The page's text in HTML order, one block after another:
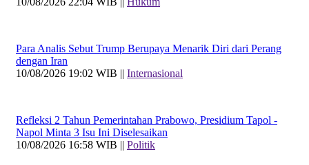
Para Analis Sebut Trump Berupaya Menarik Diri dari Perang
dengan Iran
10/08/2026 19:02 WIB || Internasional
Refleksi 2 Tahun Pemerintahan Prabowo, Presidium Tapol -
Napol Minta 3 Isu Ini Diselesaikan
10/08/2026 16:58 WIB || Politik